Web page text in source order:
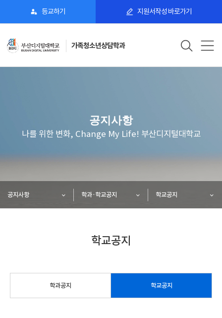
등교하기 지원서작성 바로가기
가족청소년상담학과
공지사항
나를 위한 변화, Change My Life! 부산디지털대학교
공지사항 학과·학교공지 학교공지
학교공지
학과공지 학교공지